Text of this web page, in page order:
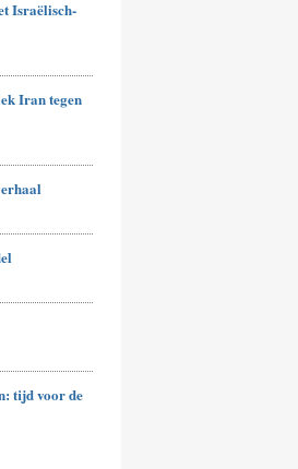
Israëlisch-
Iran tegen
tijd voor de